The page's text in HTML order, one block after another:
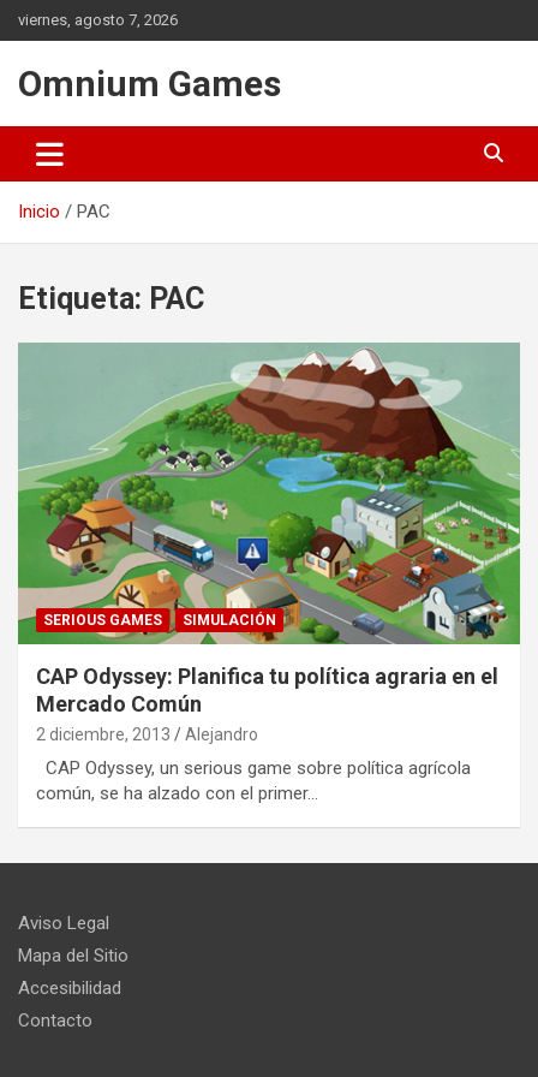
Saltar
al
viernes, agosto 7, 2026
Omnium Games
Inicio PAC
Etiqueta: PAC
SERIOUS GAMES SIMULACIÓN
CAP Odyssey: Planifica tu política agraria en el
Mercado Común
2 diciembre, 2013 Alejandro
CAP Odyssey, un serious game sobre política agrícola
común, se ha alzado con el primer…
Aviso Legal
Mapa del Sitio
Accesibilidad
Contacto